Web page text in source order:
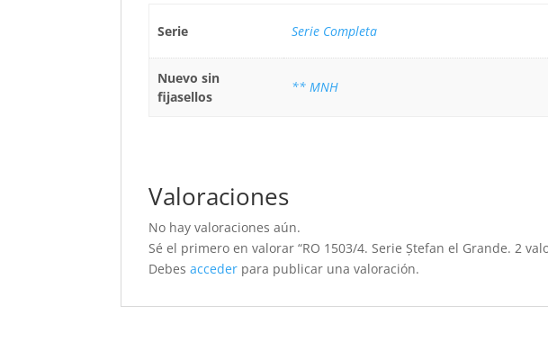
Serie Serie Completa
Nuevo sin
fijasellos
** MNH
Valoraciones
No hay valoraciones aún.
Sé el primero en valorar “RO 1503/4. Serie Ștefan el Grande. 2
Debesacceder para publicar una valoración.